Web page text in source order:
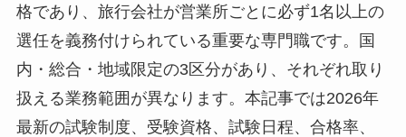
格であり、旅行会社が営業所ごとに必ず1名以上の
選任を義務付けられている重要な専門職です。国
内・総合・地域限定の3区分があり、それぞれ取り
扱える業務範囲が異なります。本記事では2026年
最新の試験制度、受験資格、試験日程、合格率、